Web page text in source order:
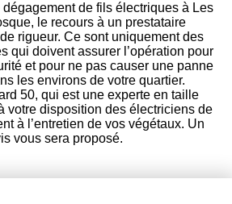
dégagement de fils électriques à Les
le recours à un prestataire
rigueur. Ce sont uniquement des
qui doivent assurer l’opération pour
et pour ne pas causer une panne
les environs de votre quartier.
50, qui est une experte en taille
votre disposition des électriciens de
à l’entretien de vos végétaux. Un
vous sera proposé.